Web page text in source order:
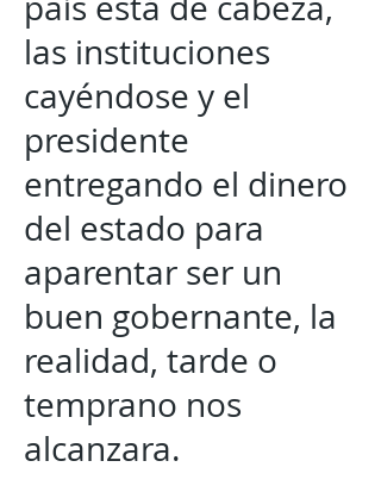
las instituciones
cayéndose y el
presidente
entregando el dinero
del estado para
aparentar ser un
buen gobernante, la
realidad, tarde o
temprano nos
alcanzara.